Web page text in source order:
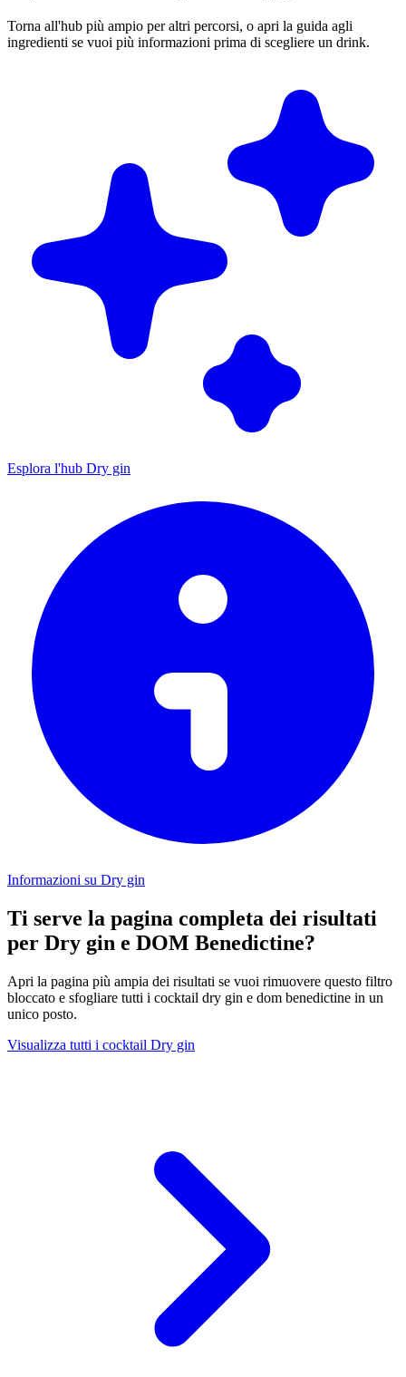
Torna all'hub più ampio per altri percorsi, o apri la guida agli
ingredienti se vuoi più informazioni prima di scegliere un drink.
Esplora l'hub Dry gin
Informazioni su Dry gin
Ti serve la pagina completa dei risultati
per Dry gin e DOM Benedictine?
Apri la pagina più ampia dei risultati se vuoi rimuovere questo filtro
bloccato e sfogliare tutti i cocktail dry gin e dom benedictine in un
unico posto.
Visualizza tutti i cocktail Dry gin